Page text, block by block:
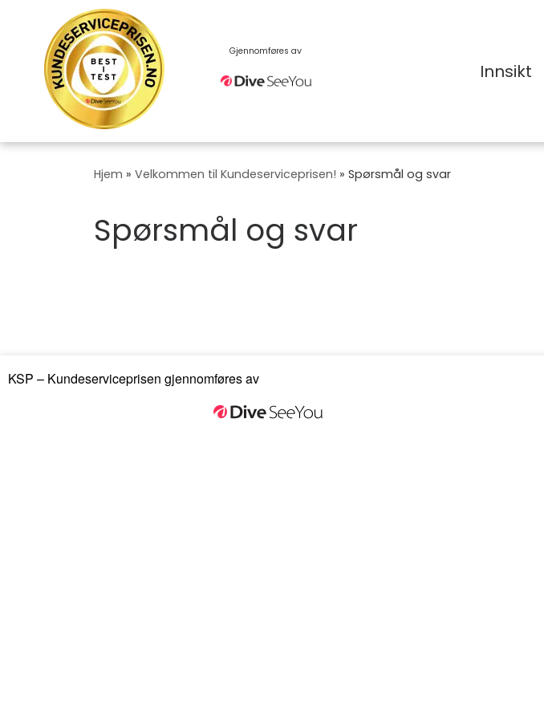
content
Gjennomføres av
Innsikt
Hjem » Velkommen til Kundeserviceprisen! » Spørsmål og svar
Spørsmål og svar
KSP – Kundeserviceprisen gjennomføres av